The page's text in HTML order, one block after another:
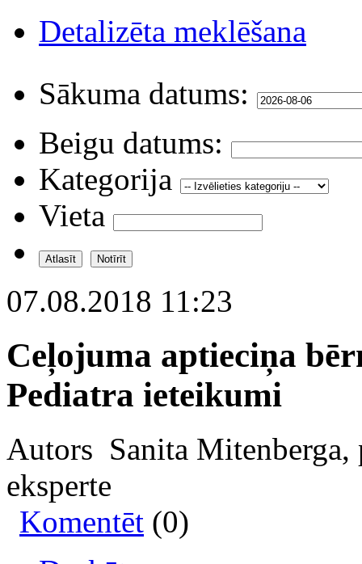
Detalizēta meklēšana
Sākuma datums:
Beigu datums:
Kategorija
Vieta
07.08.2018 11:23
Ceļojuma aptieciņa
Pediatra ieteikumi
Autors Sanita Mitenberga,
eksperte
Komentēt (0)